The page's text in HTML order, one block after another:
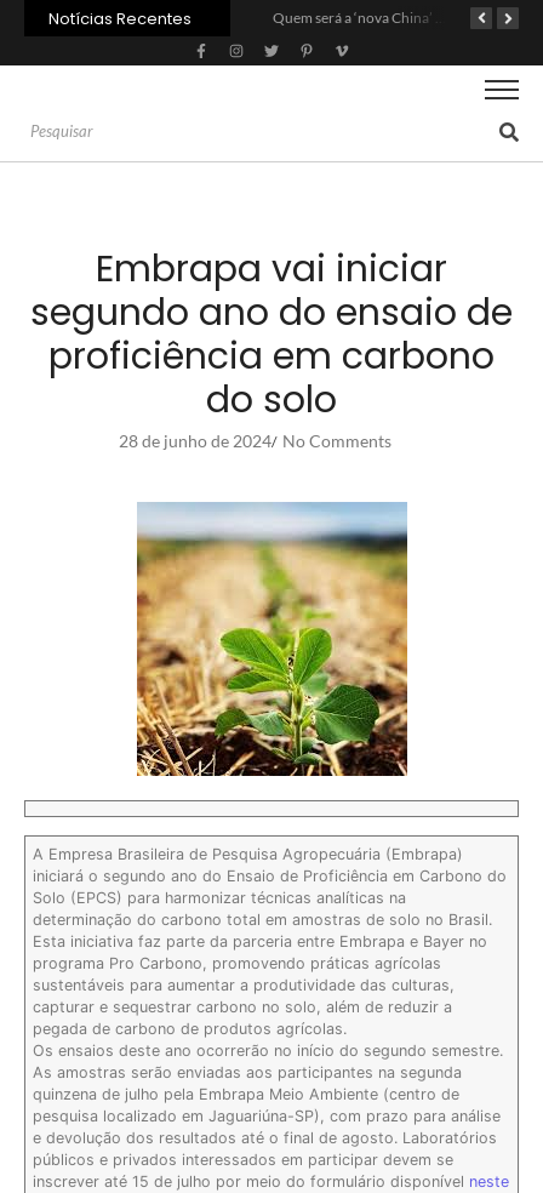
Notícias Recentes Quem será a ‘nova China’ do agro quando o apetite de Pequim acabar?
Embrapa vai iniciar
segundo ano do ensaio de
proficiência em carbono
do solo
28 de junho de 2024/ No Comments
A Empresa Brasileira de Pesquisa Agropecuária (Embrapa)
iniciará o segundo ano do Ensaio de Proficiência em Carbono do
Solo (EPCS) para harmonizar técnicas analíticas na
determinação do carbono total em amostras de solo no Brasil.
Esta iniciativa faz parte da parceria entre Embrapa e Bayer no
programa Pro Carbono, promovendo práticas agrícolas
sustentáveis para aumentar a produtividade das culturas,
capturar e sequestrar carbono no solo, além de reduzir a
pegada de carbono de produtos agrícolas.
Os ensaios deste ano ocorrerão no início do segundo semestre.
As amostras serão enviadas aos participantes na segunda
quinzena de julho pela Embrapa Meio Ambiente (centro de
pesquisa localizado em Jaguariúna-SP), com prazo para análise
e devolução dos resultados até o final de agosto. Laboratórios
públicos e privados interessados em participar devem se
inscrever até 15 de julho por meio do formulário disponível neste